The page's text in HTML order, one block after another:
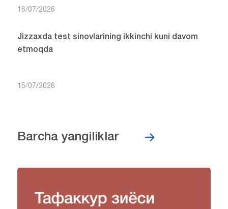
16/07/2026
Jizzaxda test sinovlarining ikkinchi kuni davom
etmoqda
15/07/2026
Barcha yangiliklar